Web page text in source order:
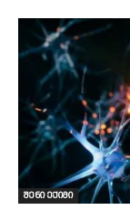
შენი ექიმი